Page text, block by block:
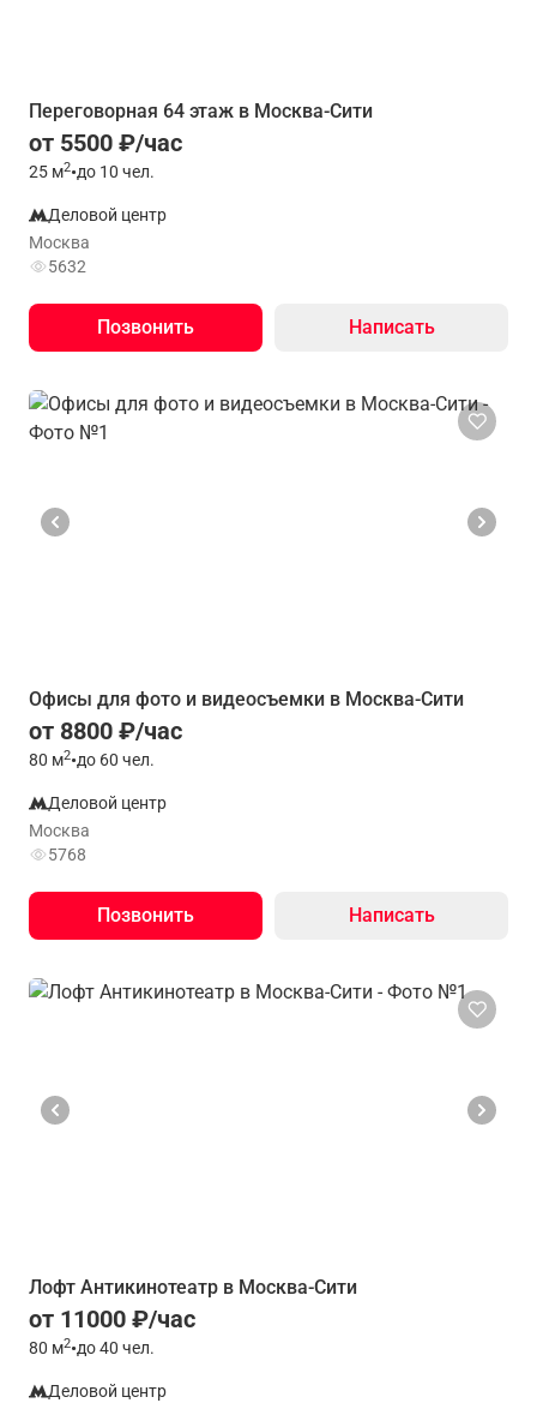
Переговорная 64 этаж в Москва-Сити
от 5500 ₽/час
25 м2•до 10 чел.
Деловой центр
Москва
5632
Позвонить Написать
Офисы для фото и видеосъемки в Москва-Сити
от 8800 ₽/час
80 м2•до 60 чел.
Деловой центр
Москва
5768
Позвонить Написать
Лофт Антикинотеатр в Москва-Сити
от 11000 ₽/час
80 м2•до 40 чел.
Деловой центр